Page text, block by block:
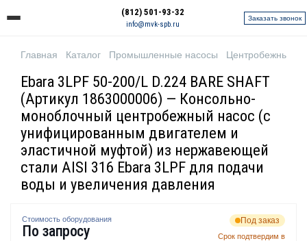
(812) 501-93-32
info@mvk-spb.ru
Заказать звонок
Главная Каталог Промышленные насосы Центробежные
Ebara 3LPF 50-200/L D.224 BARE SHAFT
(Артикул 1863000006) — Консольно-
моноблочный центробежный насос (с
унифицированным двигателем и
эластичной муфтой) из нержавеющей
стали AISI 316 Ebara 3LPF для подачи
воды и увеличения давления
Стоимость оборудования
По запросу
Под заказ
Срок подтвердим в